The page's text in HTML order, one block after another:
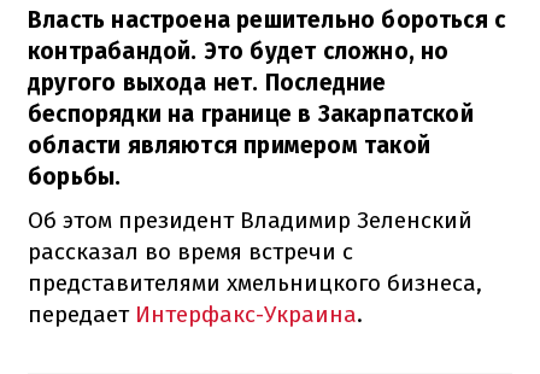
Власть настроена решительно бороться с
контрабандой. Это будет сложно, но
другого выхода нет. Последние
беспорядки на границе в Закарпатской
области являются примером такой
борьбы.
Об этом президент Владимир Зеленский
рассказал во время встречи с
представителями хмельницкого бизнеса,
передает Интерфакс-Украина.